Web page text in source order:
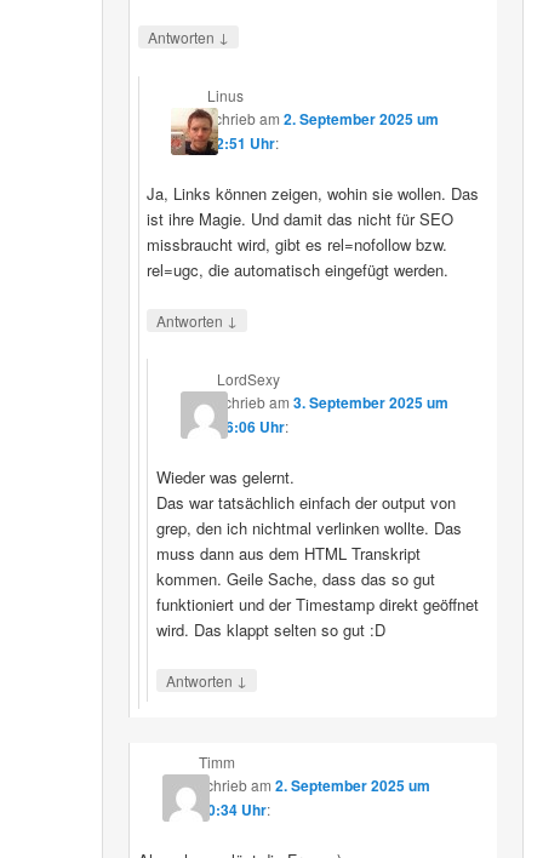
Antworten ↓
Linus
schriebam2. September 2025 um
12:51 Uhr:
Ja, Links können zeigen, wohin sie wollen. Das
ist ihre Magie. Und damit das nicht für SEO
missbraucht wird, gibt es rel=nofollow bzw.
rel=ugc, die automatisch eingefügt werden.
Antworten ↓
LordSexy
schriebam 3. September 2025 um
16:06 Uhr:
Wieder was gelernt.
Das war tatsächlich einfach der output von
grep, den ich nichtmal verlinken wollte. Das
muss dann aus dem HTML Transkript
kommen. Geile Sache, dass das so gut
funktioniert und der Timestamp direkt geöffnet
wird. Das klappt selten so gut :D
Antworten ↓
Timm
schriebam 2. September 2025 um
10:34 Uhr: